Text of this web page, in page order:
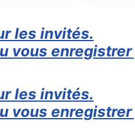
les invités.
vous
les invités.
vous